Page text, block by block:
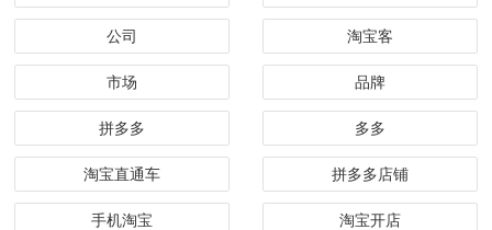
公司 淘宝客
市场 品牌
拼多多 多多
淘宝直通车 拼多多店铺
手机淘宝 淘宝开店